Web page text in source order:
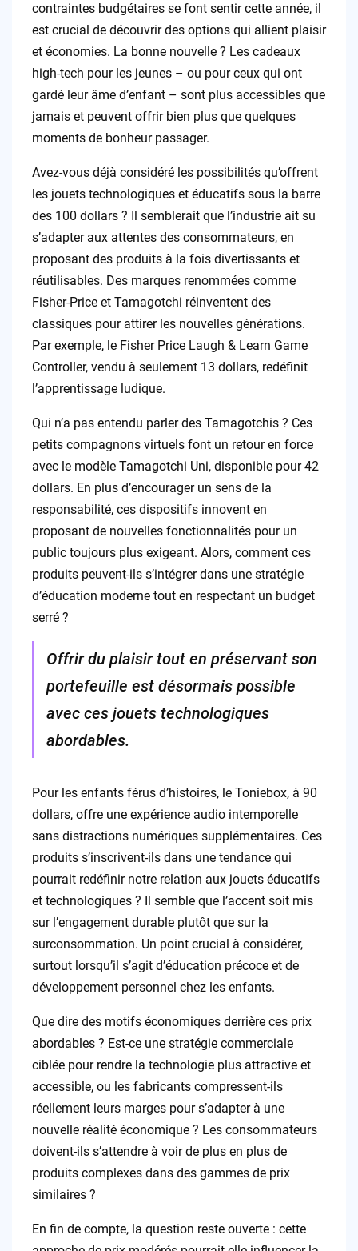
contraintes budgétaires se font sentir cette année, il
est crucial de découvrir des options qui allient plaisir
et économies. La bonne nouvelle ? Les cadeaux
high-tech pour les jeunes – ou pour ceux qui ont
gardé leur âme d’enfant – sont plus accessibles que
jamais et peuvent offrir bien plus que quelques
moments de bonheur passager.
Avez-vous déjà considéré les possibilités qu’offrent
les jouets technologiques et éducatifs sous la barre
des 100 dollars ? Il semblerait que l’industrie ait su
s’adapter aux attentes des consommateurs, en
proposant des produits à la fois divertissants et
réutilisables. Des marques renommées comme
Fisher-Price et Tamagotchi réinventent des
classiques pour attirer les nouvelles générations.
Par exemple, le Fisher Price Laugh & Learn Game
Controller, vendu à seulement 13 dollars, redéfinit
l’apprentissage ludique.
Qui n’a pas entendu parler des Tamagotchis ? Ces
petits compagnons virtuels font un retour en force
avec le modèle Tamagotchi Uni, disponible pour 42
dollars. En plus d’encourager un sens de la
responsabilité, ces dispositifs innovent en
proposant de nouvelles fonctionnalités pour un
public toujours plus exigeant. Alors, comment ces
produits peuvent-ils s’intégrer dans une stratégie
d’éducation moderne tout en respectant un budget
serré ?
Offrir du plaisir tout en préservant son
portefeuille est désormais possible
avec ces jouets technologiques
abordables.
Pour les enfants férus d’histoires, le Toniebox, à 90
dollars, offre une expérience audio intemporelle
sans distractions numériques supplémentaires. Ces
produits s’inscrivent-ils dans une tendance qui
pourrait redéfinir notre relation aux jouets éducatifs
et technologiques ? Il semble que l’accent soit mis
sur l’engagement durable plutôt que sur la
surconsommation. Un point crucial à considérer,
surtout lorsqu’il s’agit d’éducation précoce et de
développement personnel chez les enfants.
Que dire des motifs économiques derrière ces prix
abordables ? Est-ce une stratégie commerciale
ciblée pour rendre la technologie plus attractive et
accessible, ou les fabricants compressent-ils
réellement leurs marges pour s’adapter à une
nouvelle réalité économique ? Les consommateurs
doivent-ils s’attendre à voir de plus en plus de
produits complexes dans des gammes de prix
similaires ?
En fin de compte, la question reste ouverte : cette